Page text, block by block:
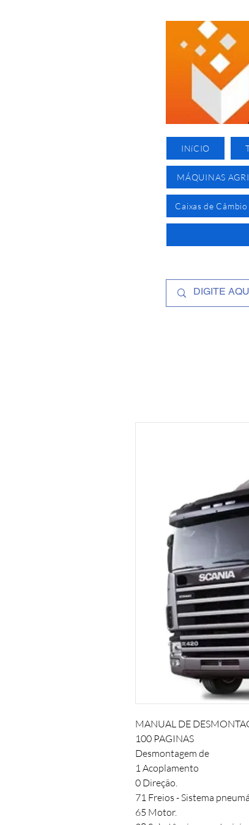
INíCIO
MÁQUINAS
Caixas de
MANUAL DE
100 PAGINAS
Desmontagem de
1 Acoplamento
0 Direção.
71 Freios - Sistema
65 Motor.